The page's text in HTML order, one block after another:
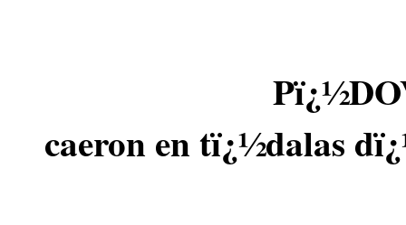
caeron en tï¿½dalas